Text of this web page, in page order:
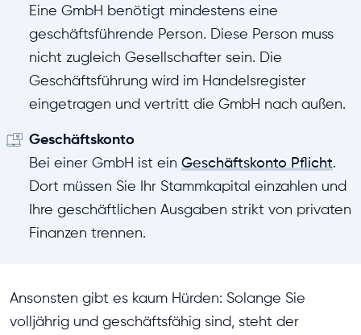
Eine GmbH benötigt mindestens eine
geschäftsführende Person. Diese Person muss
nicht zugleich Gesellschafter sein. Die
Geschäftsführung wird im Handelsregister
eingetragen und vertritt die GmbH nach außen.
Geschäftskonto
Bei einer GmbH ist ein Geschäftskonto Pflicht.
Dort müssen Sie Ihr Stammkapital einzahlen und
Ihre geschäftlichen Ausgaben strikt von privaten
Finanzen trennen.
Ansonsten gibt es kaum Hürden: Solange Sie
volljährig und geschäftsfähig sind, steht der